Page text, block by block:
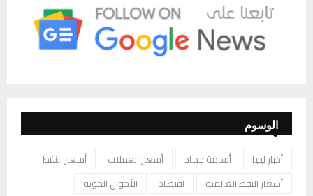
الوسوم
أخبار ليبيا أسامة حماد أسعار العملات
أسعار النفط
أسعار النفط العالمية
اقتصاد
الأحوال الجوية